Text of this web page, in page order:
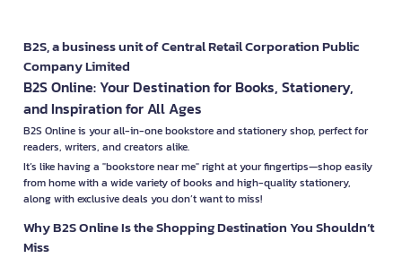
B2S, a business unit of Central Retail Corporation Public
Company Limited
B2S Online: Your Destination for Books, Stationery,
and Inspiration for All Ages
B2S Online is your all-in-one bookstore and stationery shop, perfect for
readers, writers, and creators alike.
It’s like having a "bookstore near me" right at your fingertips—shop easily
from home with a wide variety of books and high-quality stationery,
along with exclusive deals you don’t want to miss!
Why B2S Online Is the Shopping Destination You Shouldn’t
Miss